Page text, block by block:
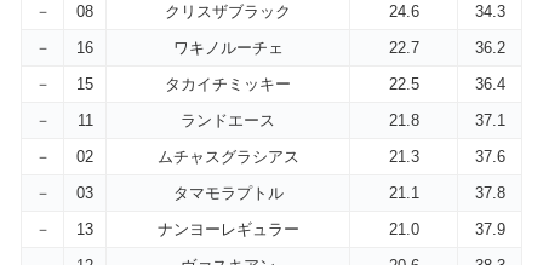
－
08 クリスザブラック 24.6
34.3
－
16 ワキノルーチェ 22.7
36.2
－
15 タカイチミッキー 22.5
36.4
－
11 ランドエース 21.8
37.1
－
02 ムチャスグラシアス 21.3
37.6
－
03 タマモラプトル 21.1
37.8
－
13 ナンヨーレギュラー 21.0
37.9